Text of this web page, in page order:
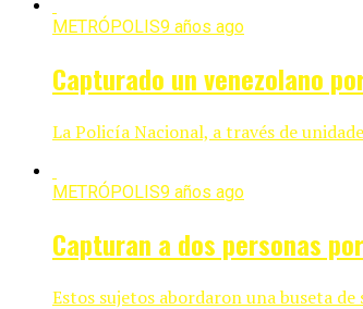
METRÓPOLIS9 años ago
Capturado un venezolano
La Policía Nacional, a través de
METRÓPOLIS9 años ago
Capturan a dos personas
Estos sujetos abordaron una buseta